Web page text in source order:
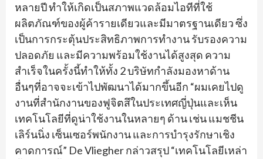
หลายปี ทำให้เกิดเป็นสภาพแวดล้อมไอทีที่ใช้
ผลิตภัณฑ์ของผู้ค้ารายเดียวและมีมาตรฐานเดียว ซึ่ง
เป็นการกระตุ้นประสิทธิภาพการทำงาน รับรองความ
ปลอดภัย และมีความพร้อมใช้งานได้สูงสุด ความ
สำเร็จในครั้งนี้ทำให้ทั้ง 2 บริษัทกำลังมองหาด้าน
อื่นๆที่อาจจะเข้าไปพัฒนาได้มากขึ้นอีก “ผมเคยไปดู
งานที่สำนักงานของฟูจิตสึในประเทศญี่ปุ่นและเห็น
เทคโนโลยีที่ดูน่าใช้งานในหลายๆ ด้าน เช่น แมชชีน
เลิร์นนิ่ง เซ็นเซอร์พนักงาน และการบำรุงรักษาเชิง
คาดการณ์” De Vliegher กล่าวสรุป “เทคโนโลยีเหล่า